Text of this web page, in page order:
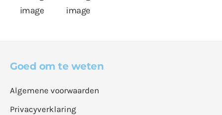
Goed om te weten
Algemene voorwaarden
Privacyverklaring